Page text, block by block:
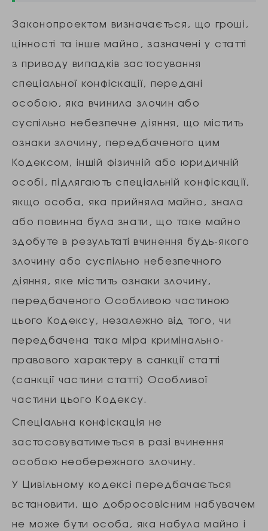
Законопроектом визначається, що гроші,
цінності та інше майно, зазначені у статті
з приводу випадків застосування
спеціальної конфіскації, передані
особою, яка вчинила злочин або
суспільно небезпечне діяння, що містить
ознаки злочину, передбаченого цим
Кодексом, іншій фізичній або юридичній
особі, підлягають спеціальній конфіскації,
якщо особа, яка прийняла майно, знала
або повинна була знати, що таке майно
здобуте в результаті вчинення будь-якого
злочину або суспільно небезпечного
діяння, яке містить ознаки злочину,
передбаченого Особливою частиною
цього Кодексу, незалежно від того, чи
передбачена така міра кримінально-
правового характеру в санкції статті
(санкції частини статті) Особливої
частини цього Кодексу.
Спеціальна конфіскація не
застосовуватиметься в разі вчинення
особою необережного злочину.
У Цивільному кодексі передбачається
встановити, що добросовісним набувачем
не може бути особа, яка набула майно і